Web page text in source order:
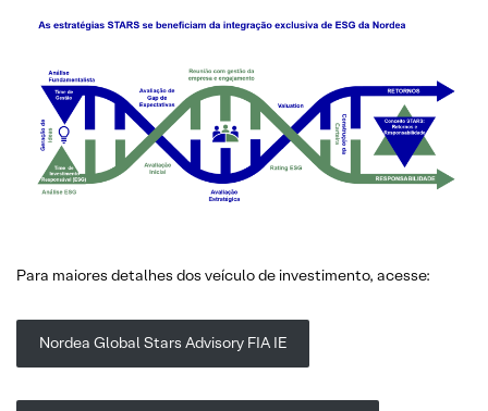
Para maiores detalhes dos veículo de investimento, acesse:
Nordea Global Stars Advisory FIA IE